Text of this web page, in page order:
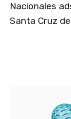
Nacionales
Santa Cruz